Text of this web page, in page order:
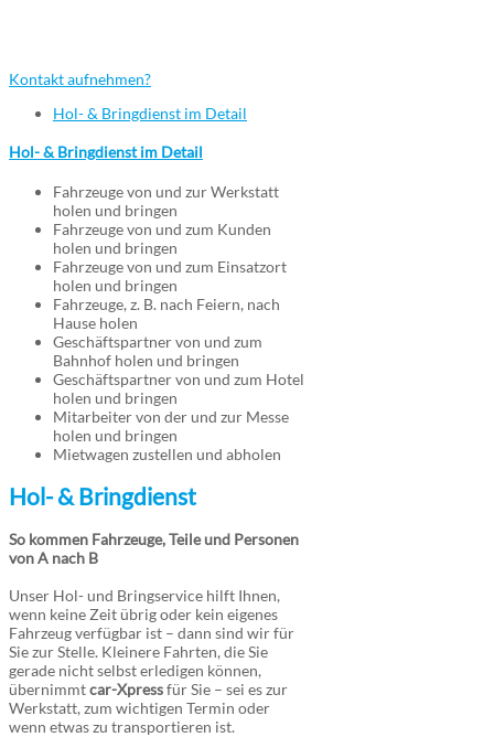
Kontakt aufnehmen?
Hol- & Bringdienst im Detail
Hol- & Bringdienst im Detail
Fahrzeuge von und zur Werkstatt
holen und bringen
Fahrzeuge von und zum Kunden
holen und bringen
Fahrzeuge von und zum Einsatzort
holen und bringen
Fahrzeuge, z. B. nach Feiern, nach
Hause holen
Geschäftspartner von und zum
Bahnhof holen und bringen
Geschäftspartner von und zum Hotel
holen und bringen
Mitarbeiter von der und zur Messe
holen und bringen
Mietwagen zustellen und abholen
Hol- & Bringdienst
So kommen Fahrzeuge, Teile und Personen
von A nach B
Unser Hol- und Bringservice hilft Ihnen,
wenn keine Zeit übrig oder kein eigenes
Fahrzeug verfügbar ist – dann sind wir für
Sie zur Stelle. Kleinere Fahrten, die Sie
gerade nicht selbst erledigen können,
übernimmtcar-Xpressfür Sie – sei es zur
Werkstatt, zum wichtigen Termin oder
wenn etwas zu transportieren ist.